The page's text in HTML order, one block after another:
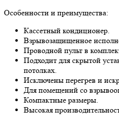
Особенности и преимущества:
Кассетный кондиционер.
Взрывозащищенное
Проводной пульт в
Подходит для скрытой
потолках.
Исключены перегрев и
Для помещений со
Компактные размеры.
Высокая